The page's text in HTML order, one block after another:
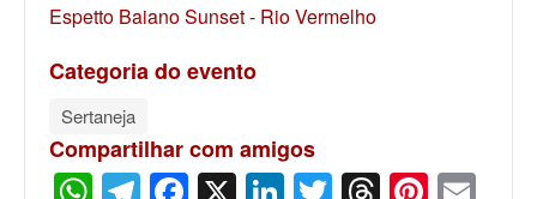
Espetto Baiano Sunset - Rio Vermelho
Categoria do evento
Sertaneja
Compartilhar com amigos